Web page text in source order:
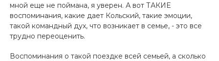
мной еще не поймана, я уверен. А вот ТАКИЕ
воспоминания, какие дает Кольский, такие эмоции,
такой командный дух, что возникает в семье, - это все
трудно переоценить.
Воспоминания о такой поездке всей семьей, а сколько